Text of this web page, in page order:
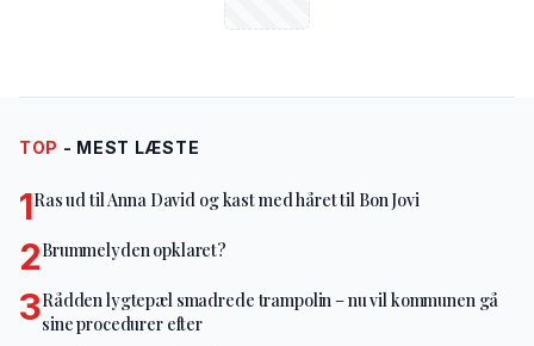
TOP - MEST LÆSTE
1Ras ud til Anna David og kast med håret til Bon Jovi
2Brummelyden opklaret?
3Rådden lygtepæl smadrede trampolin – nu vil kommunen gå
sine procedurer efter